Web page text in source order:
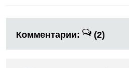
Комментарии: (2)